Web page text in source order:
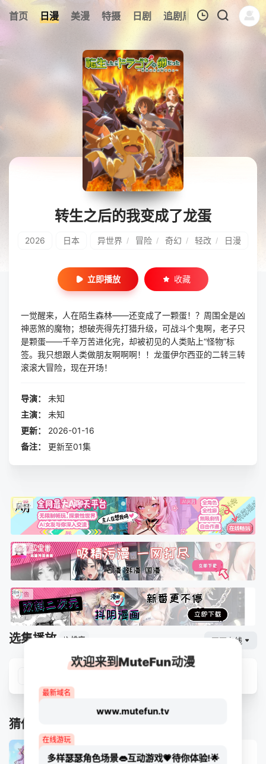
首页 日漫 美漫 特摄 日剧 追剧周表 今日更新
0
暂无观看影片的记录
转生之后的我变成了龙蛋
2026 日本 异世界 / 冒险 / 奇幻 / 轻改 / 日漫
立即播放 收藏
一觉醒来，人在陌生森林——还变成了一颗蛋！？周围全是凶
神恶煞的魔物；想破壳得先打猎升级，可战斗个鬼啊，老子只
是颗蛋——千辛万苦进化完，却被初见的人类贴上“怪物”标
签。我只想跟人类做朋友啊啊啊！！龙蛋伊尔西亚的二转三转
滚滚大冒险，现在开场！
导演：
未知
主演：
未知
更新：
2026-01-16
备注：
更新至01集
选集播放 排序 网页专线
猜你喜欢
欢迎来到MuteFun动漫
最新域名
www.mutefun.tv
在线游玩
多样瑟瑟角色场景👄互动游戏💗待你体验!🌟